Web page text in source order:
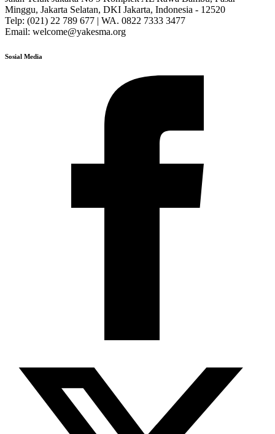
Minggu, Jakarta Selatan, DKI Jakarta, Indonesia - 12520
Telp: (021) 22 789 677 | WA. 0822 7333 3477
Email: welcome@yakesma.org
Sosial Media